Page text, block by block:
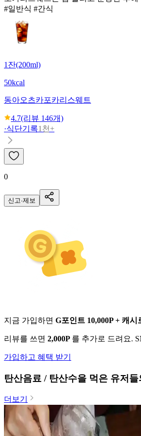
#일반식 #간식
1잔(200ml)
50kcal
동아오츠카포카리스웨트
4.7(리뷰 146개)
·식단기록1천+
0
신고·제보
지금 가입하면 G포인트 10,000P + 캐시
리뷰를 쓰면 2,000P 를 추가로 드려요.
가입하고 혜택 받기
탄산음료 / 탄산수을 먹은 유저
더보기